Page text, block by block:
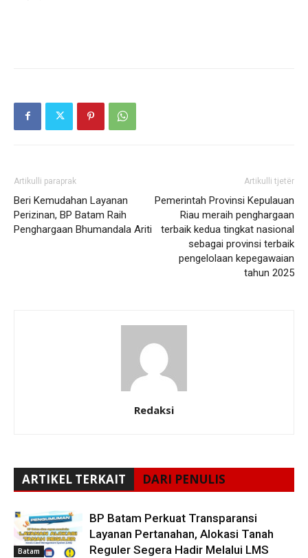
Artikulli paraprak
Beri Kemudahan Layanan
Perizinan, BP Batam Raih
Penghargaan Bhumandala Ariti
Artikulli tjetër
Pemerintah Provinsi Kepulauan
Riau meraih penghargaan
terbaik kedua tingkat nasional
sebagai provinsi terbaik
pengelolaan kepegawaian
tahun 2025
Redaksi
ARTIKEL TERKAIT DARI PENULIS
Batam
BP Batam Perkuat Transparansi
Layanan Pertanahan, Alokasi Tanah
Reguler Segera Hadir Melalui LMS